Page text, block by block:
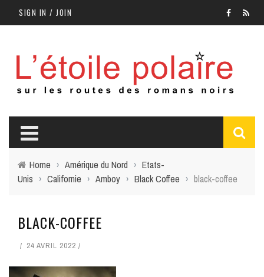
SIGN IN / JOIN
Home › Amérique du Nord › Etats-
Unis › Californie › Amboy › Black Coffee › black-coffee
BLACK-COFFEE
24 AVRIL 2022